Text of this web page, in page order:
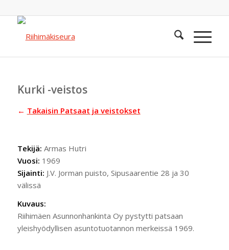
Kurki -veistos
← Takaisin Patsaat ja veistokset
Tekijä: Armas Hutri
Vuosi: 1969
Sijainti: J.V. Jorman puisto, Sipusaarentie 28 ja 30
välissä
Kuvaus:
Riihimäen Asunnonhankinta Oy pystytti patsaan
yleishyödyllisen asuntotuotannon merkeissä 1969.